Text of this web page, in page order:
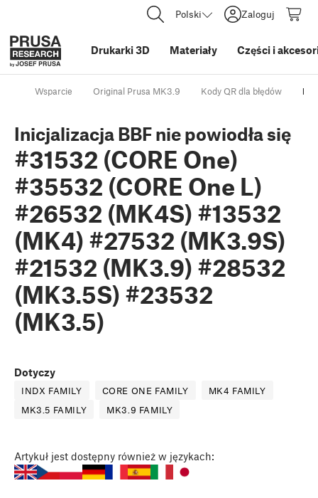
Polski Zaloguj
Drukarki 3D Materiały Części i
Wsparcie Original Prusa MK3.9 Kody QR dla błędów
Inicjalizacja BBF nie powiodła się
#31532 (CORE One)
#35532 (CORE One L)
#26532 (MK4S) #13532
(MK4) #27532 (MK3.9S)
#21532 (MK3.9) #28532
(MK3.5S) #23532
(MK3.5)
Dotyczy
INDX FAMILY CORE ONE FAMILY
MK4 FAMILY
MK3.5 FAMILY
MK3.9 FAMILY
Artykuł jest dostępny również w językach: